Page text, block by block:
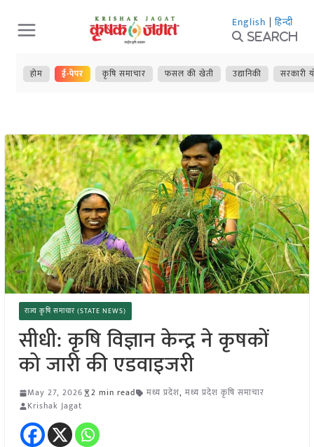
Skip
to
content
English | हिन्दी
Search
होम ई-पेपर कृषि समाचार फसल की खेती उद्यानिकी सरकारी
राज्य कृषि समाचार (STATE NEWS)
सीधी: कृषि विज्ञान केन्द्र ने कृषकों
को जारी की एडवाइजरी
May 27, 2026 2 min read मध्य प्रदेश, मध्य प्रदेश कृषि समाचार
Krishak Jagat